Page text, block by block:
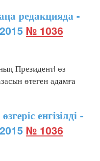
редакцияда -
№ 1036
Президентi өз
өтеген адамға
енгізілді -
№ 1036